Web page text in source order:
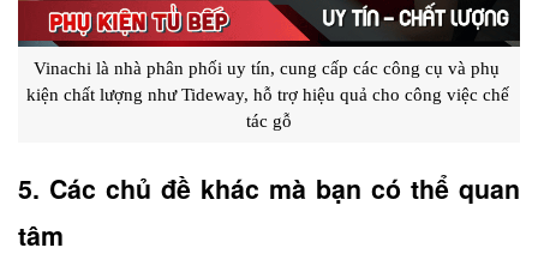
Vinachi là nhà phân phối uy tín, cung cấp các công cụ và phụ
kiện chất lượng như Tideway, hỗ trợ hiệu quả cho công việc chế
tác gỗ
5. Các chủ đề khác mà bạn có thể quan
tâm